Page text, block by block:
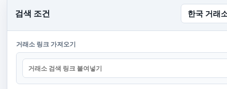
검색 조건 한국 거래
거래소 링크 가져오기